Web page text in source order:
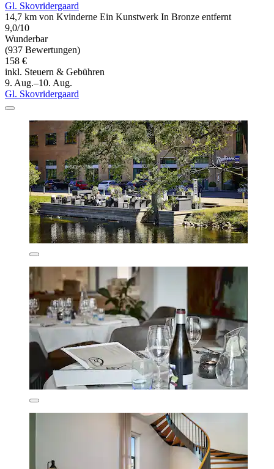
Gl. Skovridergaard
14,7 km von Kvinderne Ein Kunstwerk In Bronze entfernt
9,0/10
Wunderbar
(937 Bewertungen)
158 €
inkl. Steuern & Gebühren
9. Aug.–10. Aug.
Gl. Skovridergaard